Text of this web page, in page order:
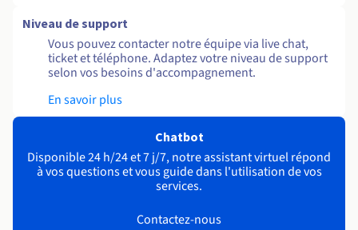
Niveau de support
Vous pouvez contacter notre équipe via live chat,
ticket et téléphone. Adaptez votre niveau de support
selon vos besoins d'accompagnement.
En savoir plus
Chatbot
Disponible 24 h/24 et 7 j/7, notre assistant virtuel répond
à vos questions et vous guide dans l'utilisation de vos
services.
Contactez-nous